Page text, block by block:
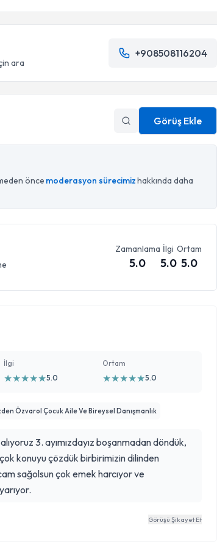
ara
+908508116204
Görüş Ekle
önce moderasyon sürecimizhakkında daha
Zamanlama
5.0
İlgi
5.0
Ortam
5.0
İlgi
★★★★★5.0
Ortam
★★★★★5.0
Özvarol Çocuk Aile Ve Bireysel Danışmanlık
3. ayımızdayız boşanmadan döndük,
konuyu çözdük birbirimizin dilinden
sağolsun çok emek harcıyor ve
Görüşü Şikayet Et